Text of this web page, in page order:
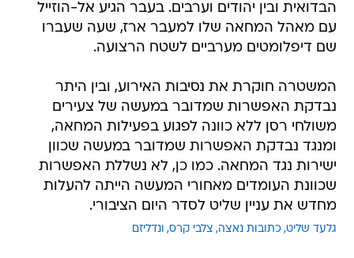
הבדואית ובין יהודים וערבים. בעבר הגיע אל-הוזייל
עם מאהל המחאה שלו למעבר ארז, שעה שעברו
שם דיפלומטים מערביים לשטח הרצועה.
המשטרה חוקרת את נסיבות האירוע, ובין היתר
נבדקת האפשרות שמדובר במעשה של צעירים
משולחי רסן ללא כוונה לפגוע בפעילות המחאה,
ומנגד נבדקת האפשרות שמדובר במעשה שכוון
ישירות נגד המחאה. כמו כן, לא נשללת האפשרות
שכוונת העומדים מאחורי המעשה הייתה להעלות
מחדש את עניין שליט לסדר היום הציבורי.
גלעד שליט כתובות נאצה צלבי קרס ונדליזם